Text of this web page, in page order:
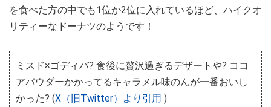
を食べた方の中でも1位か2位に入れているほど、ハイクオ
リティーなドーナツのようです！
ミスド×ゴディバ? 食後に贅沢過ぎるデザートや? ココ
アパウダーかかってるキャラメル味のんが一番おいし
かった? (X（旧Twitter）より引用 )